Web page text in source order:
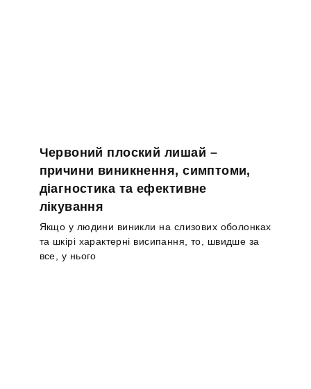
Червоний плоский лишай –
причини виникнення, симптоми,
діагностика та ефективне
лікування
Якщо у людини виникли на слизових оболонках
та шкірі характерні висипання, то, швидше за
все, у нього